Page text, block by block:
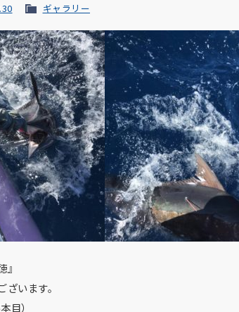
ギャラリー
』
ざいます。
目）